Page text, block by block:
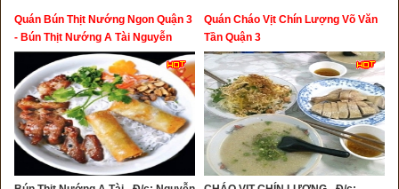
Quán Bún Thịt Nướng Ngon Quận 3
- Bún Thịt Nướng A Tài Nguyễn
Thiện Thuật Quận 3
Quán Cháo Vịt Chín Lượng Võ Văn
Tần Quận 3